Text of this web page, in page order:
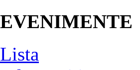
EVENIMENTE
Lista